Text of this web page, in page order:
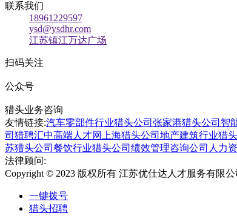
联系我们
18961229597
ysd@ysdhr.com
江苏镇江万达广场
扫码关注
公众号
猎头业务咨询
友情链接:汽车零部件行业猎头公司 张家港猎头公司 智
司 猎聘汇中高端人才网上海猎头公司 地产建筑行业猎
苏猎头公司 餐饮行业猎头公司 绩效管理咨询公司 人力
法律顾问:
Copyright © 2023 版权所有 江苏优仕达人才服务有限公
一键拨号
猎头招聘